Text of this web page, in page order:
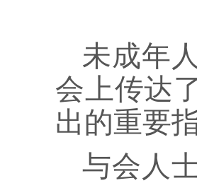
未成年
会上传达
出的重要指
与会人